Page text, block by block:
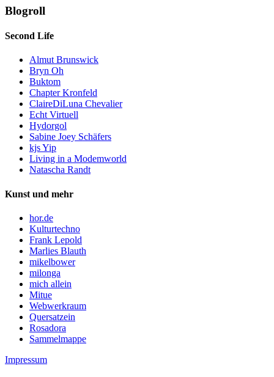
Blogroll
Second Life
Almut Brunswick
Bryn Oh
Buktom
Chapter Kronfeld
ClaireDiLuna Chevalier
Echt Virtuell
Hydorgol
Sabine Joey Schäfers
kjs Yip
Living in a Modemworld
Natascha Randt
Kunst und mehr
hor.de
Kulturtechno
Frank Lepold
Marlies Blauth
mikelbower
milonga
mich allein
Mitue
Webwerkraum
Quersatzein
Rosadora
Sammelmappe
Impressum